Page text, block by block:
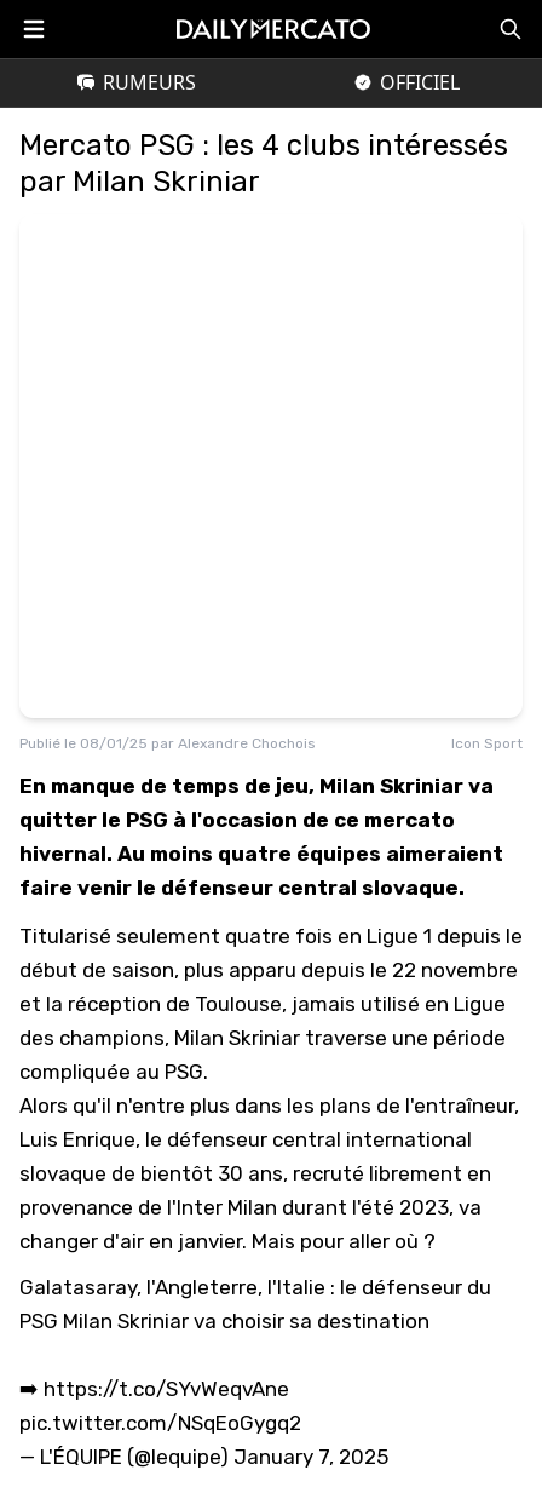
RUMEURS OFFICIEL
Mercato PSG : les 4 clubs intéressés
par Milan Skriniar
Publié le 08/01/25 par Alexandre Chochois Icon Sport
En manque de temps de jeu, Milan Skriniar va
quitter le PSG à l'occasion de ce mercato
hivernal. Au moins quatre équipes aimeraient
faire venir le défenseur central slovaque.
Titularisé seulement quatre fois en Ligue 1 depuis le
début de saison, plus apparu depuis le 22 novembre
et la réception de Toulouse, jamais utilisé en Ligue
des champions, Milan Skriniar traverse une période
compliquée au PSG.
Alors qu'il n'entre plus dans les plans de l'entraîneur,
Luis Enrique, le défenseur central international
slovaque de bientôt 30 ans, recruté librement en
provenance de l'Inter Milan durant l'été 2023, va
changer d'air en janvier. Mais pour aller où ?
Galatasaray, l'Angleterre, l'Italie : le défenseur du
PSG Milan Skriniar va choisir sa destination
➡️ https://t.co/SYvWeqvAne
pic.twitter.com/NSqEoGygq2
— L'ÉQUIPE (@lequipe) January 7, 2025